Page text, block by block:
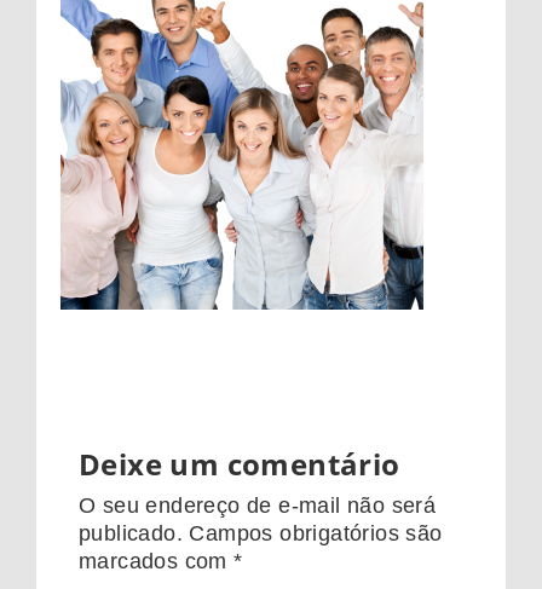
Deixe um comentário
O seu endereço de e-mail não será
publicado. Campos obrigatórios são
marcados com*